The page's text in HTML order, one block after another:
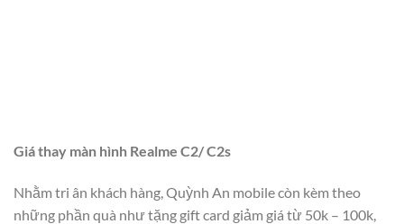
Giá thay màn hình Realme C2/ C2s
Nhằm tri ân khách hàng, Quỳnh An mobile còn kèm theo
những phần quà như tặng gift card giảm giá từ 50k – 100k,